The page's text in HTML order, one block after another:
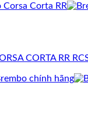
CORTA RR